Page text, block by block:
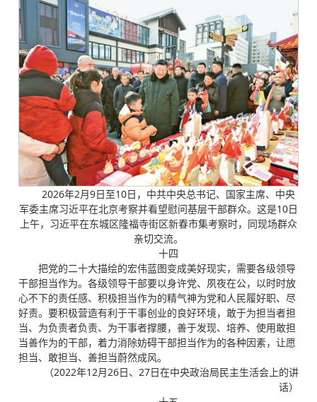
2026年2月9日至10日，中共中央总书记、国家主席、中央
军委主席习近平在北京考察并看望慰问基层干部群众。这是10日
上午，习近平在东城区隆福寺街区新春市集考察时，同现场群众
亲切交流。
十四
把党的二十大描绘的宏伟蓝图变成美好现实，需要各级领导
干部担当作为。各级领导干部要以身许党、夙夜在公，以时时放
心不下的责任感、积极担当作为的精气神为党和人民履好职、尽
好责。要积极营造有利于干事创业的良好环境，敢于为担当者担
当、为负责者负责、为干事者撑腰，善于发现、培养、使用敢担
当善作为的干部，着力消除妨碍干部担当作为的各种因素，让愿
担当、敢担当、善担当蔚然成风。
（2022年12月26日、27日在中央政治局民主生活会上的讲
话）